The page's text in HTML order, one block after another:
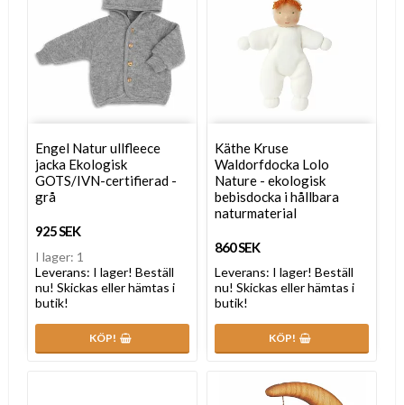
Engel Natur ullfleece
jacka Ekologisk
GOTS/IVN-certifierad -
grå
925 SEK
I lager: 1
Leverans: I lager! Beställ
nu! Skickas eller hämtas i
butik!
KÖP!
Käthe Kruse
Waldorfdocka Lolo
Nature - ekologisk
bebisdocka i hållbara
naturmaterial
860 SEK
Leverans: I lager! Beställ
nu! Skickas eller hämtas i
butik!
KÖP!